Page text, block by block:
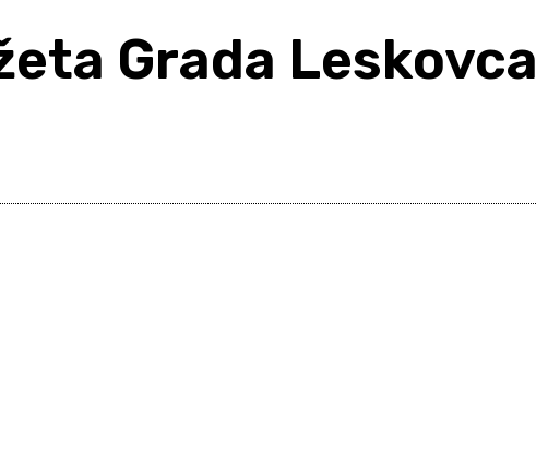
Grada Leskovca